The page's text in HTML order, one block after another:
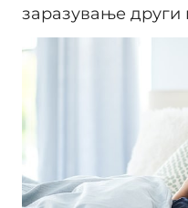
заразување други